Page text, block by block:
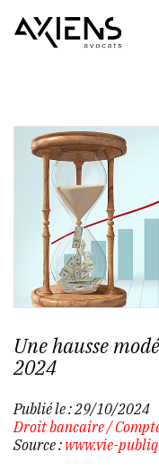
Une hausse
2024
Publié le :29/10/2024
Droit bancaire/
Source : www.vie-